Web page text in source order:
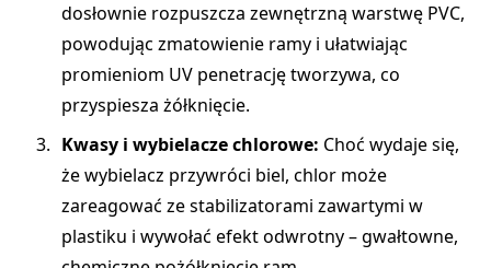
dosłownie rozpuszcza zewnętrzną warstwę PVC,
powodując zmatowienie ramy i ułatwiając
promieniom UV penetrację tworzywa, co
przyspiesza żółknięcie.
Kwasy i wybielacze chlorowe: Choć wydaje się,
że wybielacz przywróci biel, chlor może
zareagować ze stabilizatorami zawartymi w
plastiku i wywołać efekt odwrotny – gwałtowne,